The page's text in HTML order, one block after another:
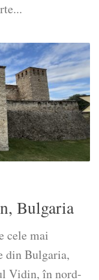
Bulgaria
cele mai
din Bulgaria,
Vidin, în nord-